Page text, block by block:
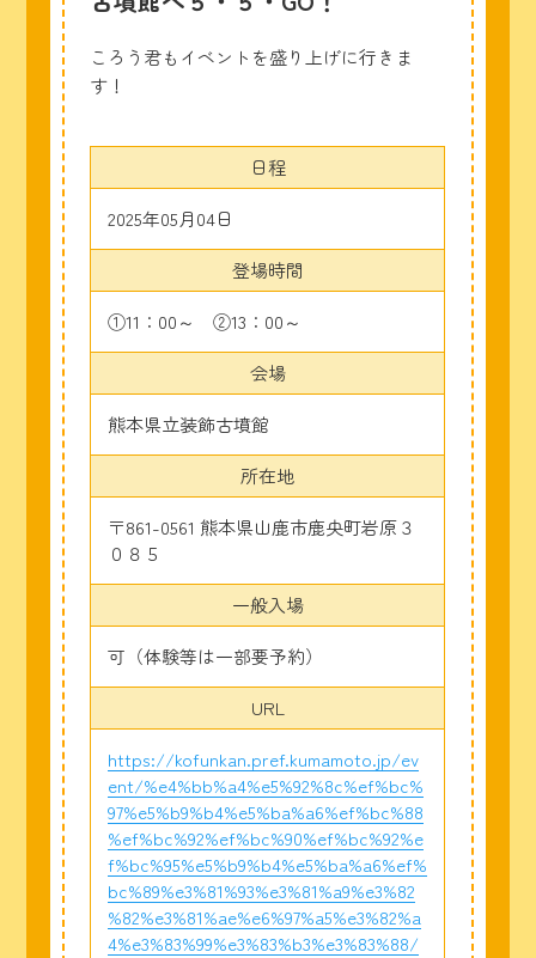
ころう君もイベントを盛り上げに行きま
す！
日程
2025年05月04日
登場時間
①11：00～ ②13：00～
会場
熊本県立装飾古墳館
所在地
〒861-0561 熊本県山鹿市鹿央町岩原３
０８５
一般入場
可（体験等は一部要予約）
URL
https://kofunkan.pref.kumamoto.jp/ev
ent/%e4%bb%a4%e5%92%8c%ef%bc%
97%e5%b9%b4%e5%ba%a6%ef%bc%88
%ef%bc%92%ef%bc%90%ef%bc%92%e
f%bc%95%e5%b9%b4%e5%ba%a6%ef%
bc%89%e3%81%93%e3%81%a9%e3%82
%82%e3%81%ae%e6%97%a5%e3%82%a
4%e3%83%99%e3%83%b3%e3%83%88/